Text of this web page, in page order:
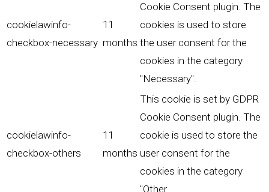
cookielawinfo-
checkbox-necessary
11
months
Cookie Consent plugin. The
cookies is used to store
the user consent for the
cookies in the category
"Necessary".
cookielawinfo-
checkbox-others
11
months
This cookie is set by GDPR
Cookie Consent plugin. The
cookie is used to store the
user consent for the
cookies in the category
"Other.